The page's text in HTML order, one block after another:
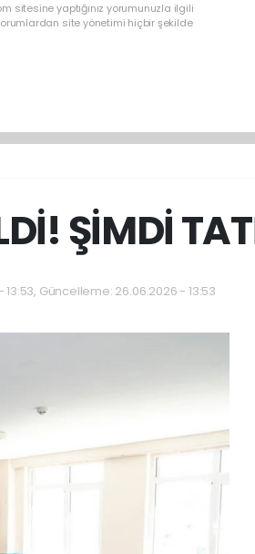
sitesine yaptığınız yorumunuzla ilgili
site yönetimi hiçbir şekilde
ŞİMDİ
13:53, Güncelleme: 26.06.2026 - 13:53